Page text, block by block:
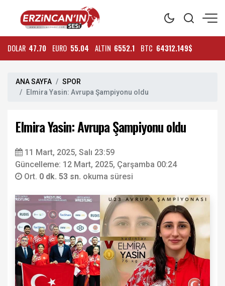
DOLAR 47.70 EURO 55.04 ALTIN 6552.1 BTC 64312.149$
ANA SAYFA
SPOR
Elmira Yasin: Avrupa Şampiyonu oldu
Elmira Yasin: Avrupa Şampiyonu oldu
11 Mart, 2025, Salı 23:59
Güncelleme: 12 Mart, 2025, Çarşamba 00:24
Ort. 0 dk. 53 sn. okuma süresi